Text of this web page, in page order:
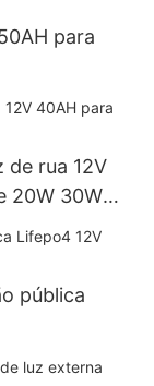
para
de rua 12V
20W 30W
pública